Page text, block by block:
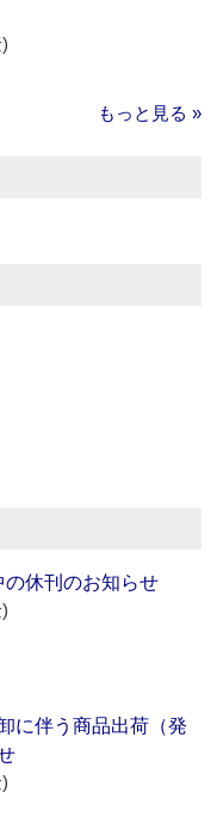
もっと見る »
休刊のお知らせ
に伴う商品出荷（発